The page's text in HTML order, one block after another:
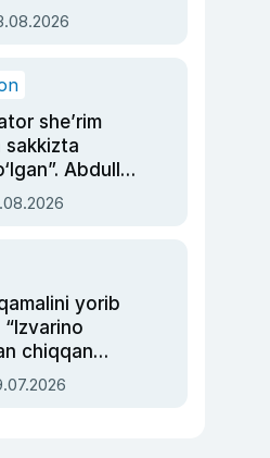
hukmi o‘qildi
she’rim
sakkizta
Abdulla
asrab
yorib
chiqqan
— Ukraina